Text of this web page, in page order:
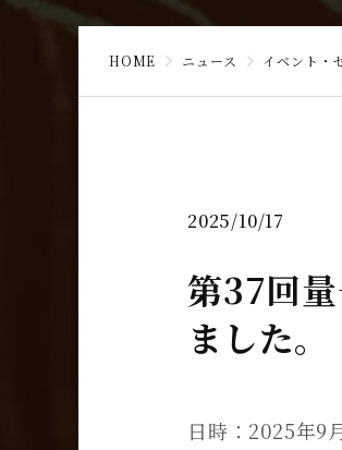
HOME ニュース イベント・
2025/10/17
第37回
ました。
日時：2025年9